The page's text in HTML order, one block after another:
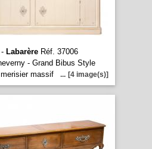
LabarèreRéf. 37006
- Grand Bibus Style
massif
... [4 image(s)]